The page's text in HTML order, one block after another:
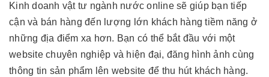
Kinh doanh vật tư ngành nước online sẽ giúp bạn tiếp
cận và bán hàng đến lượng lớn khách hàng tiềm năng ở
những địa điểm xa hơn. Bạn có thể bắt đầu với một
website chuyên nghiệp và hiện đại, đăng hình ảnh cùng
thông tin sản phẩm lên website để thu hút khách hàng.